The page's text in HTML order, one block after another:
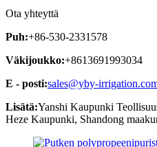
Ota yhteyttä
Puh:+86-530-2331578
Väkijoukko:+8613691993034
E - posti:sales@yby-
Lisätä:Yanshi Kaupunki
Heze Kaupunki, Shandong